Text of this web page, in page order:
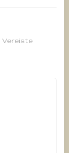
Vereiste